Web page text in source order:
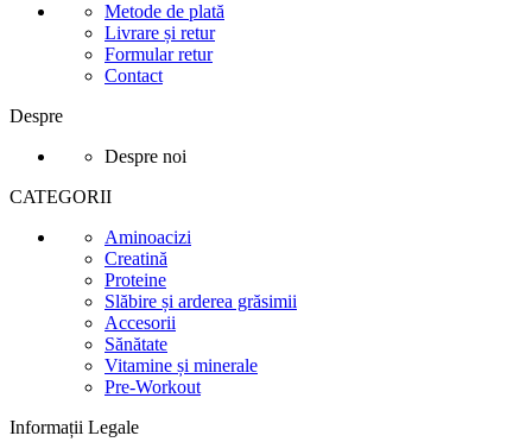
Metode de plată
Livrare și retur
Formular retur
Contact
Despre
Despre noi
CATEGORII
Aminoacizi
Creatină
Proteine
Slăbire și arderea grăsimii
Accesorii
Sănătate
Vitamine și minerale
Pre-Workout
Informații Legale